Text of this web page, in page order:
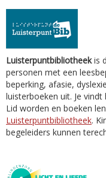
Luisterpuntbibliotheekis
personen met een
beperking, afasie,
luisterboeken uit. Je
Lid worden en boeken
Luisterpuntbibliotheek.
begeleiders kunnen